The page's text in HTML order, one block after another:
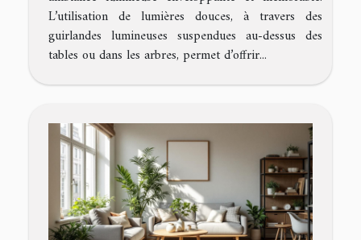
L’utilisation de lumières douces, à travers des
guirlandes lumineuses suspendues au-dessus des
tables ou dans les arbres, permet d’offrir...